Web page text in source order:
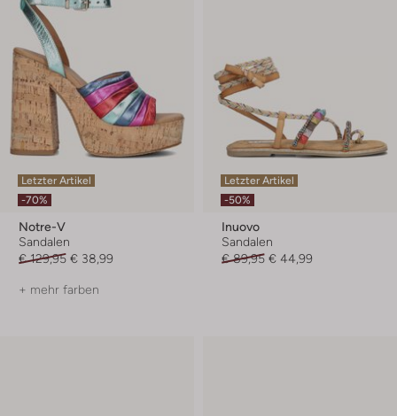
Letzter Artikel
-70%
Notre-V
Sandalen
€ 129,95 € 38,99
+ mehr farben
Letzter Artikel
-50%
Inuovo
Sandalen
€ 89,95 € 44,99